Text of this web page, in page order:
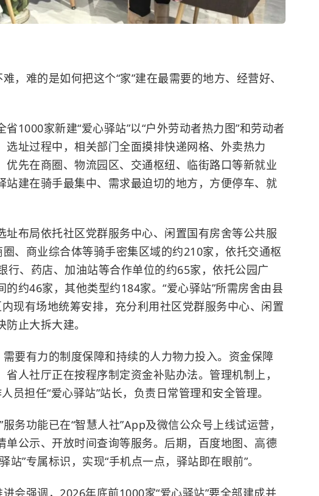
，难的是如何把这个“家”建在最需要的地方、经营好、
1000家新建“爱心驿站”以“户外劳动者热力图”和劳动者
选址过程中，相关部门全面摸排快递网格、外卖热力
优先在商圈、物流园区、交通枢纽、临街路口等新就业
站建在骑手最集中、需求最迫切的地方，方便停车、就
址布局依托社区党群服务中心、闲置国有房舍等公共服
、商业综合体等骑手密集区域的约210家，依托交通枢
行、药店、加油站等合作单位的约65家，依托公园广
约46家，其他类型约184家。“爱心驿站”所需房舍由县
现有场地统筹安排，充分利用社区党群服务中心、闲置
止大拆大建。
需要有力的制度保障和持续的人力物力投入。资金保障
人社厅正在按程序制定资金补贴办法。管理机制上，
员担任“爱心驿站”站长，负责日常管理和安全管理。
务功能已在“智慧人社”App及微信公众号上线试运营，
单公示、开放时间查询等服务。后期，百度地图、高德
站”专属标识，实现“手机点一点，驿站即在眼前”。